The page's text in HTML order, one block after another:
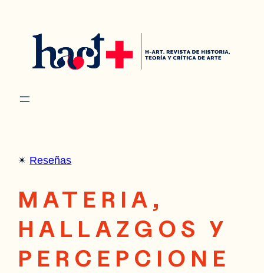
contenido
✴︎ Reseñas
MATERIA,
HALLAZGOS Y
PERCEPCIONE